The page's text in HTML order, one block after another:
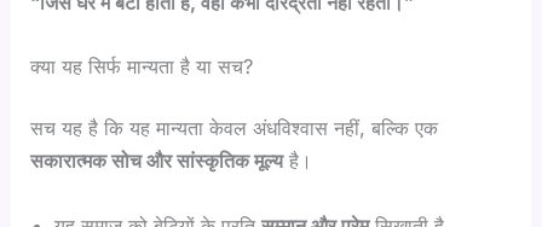
क्या यह सिर्फ मान्यता है या सच?
सच यह है कि यह मान्यता केवल अंधविश्वास नहीं, बल्कि एक
सकारात्मक सोच और सांस्कृतिक मूल्यहै।